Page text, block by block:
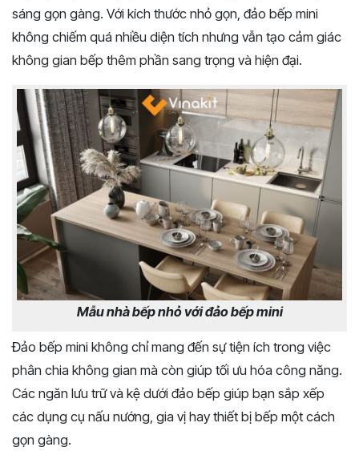
sáng gọn gàng. Với kích thước nhỏ gọn, đảo bếp mini
không chiếm quá nhiều diện tích nhưng vẫn tạo cảm giác
không gian bếp thêm phần sang trọng và hiện đại.
Mẫu nhà bếp nhỏ với đảo bếp mini
Đảo bếp mini không chỉ mang đến sự tiện ích trong việc
phân chia không gian mà còn giúp tối ưu hóa công năng.
Các ngăn lưu trữ và kệ dưới đảo bếp giúp bạn sắp xếp
các dụng cụ nấu nướng, gia vị hay thiết bị bếp một cách
gọn gàng.